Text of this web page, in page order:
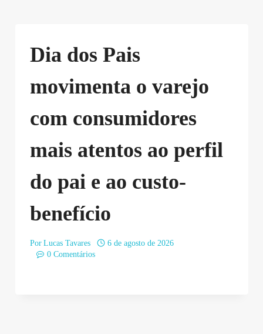
Dia dos Pais
movimenta o varejo
com consumidores
mais atentos ao perfil
do pai e ao custo-
benefício
Por Lucas Tavares
6 de agosto de 2026
0 Comentários